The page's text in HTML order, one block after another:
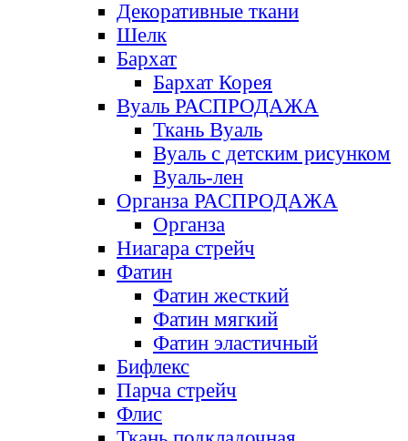
Декоративные ткани
Шелк
Бархат
Бархат Корея
Вуаль РАСПРОДАЖА
Ткань Вуаль
Вуаль с детским рисунком
Вуаль-лен
Органза РАСПРОДАЖА
Органза
Ниагара стрейч
Фатин
Фатин жесткий
Фатин мягкий
Фатин элаcтичный
Бифлекс
Парча стрейч
Флис